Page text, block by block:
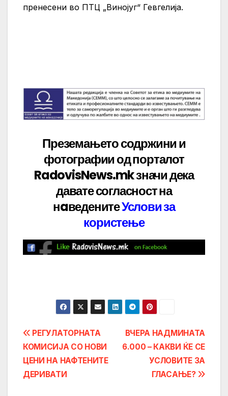
пренесени во ПТЦ „Винојуг“ Гевгелија.
Преземањето содржини и
фотографии од порталот
RadovisNews.mk значи дека
даватесогласност на
нaведенитеУслови за
користење
Post
navigation
ВЧЕРА НАДМИНАТА
6.000 – КАКВИ ЌЕ СЕ
УСЛОВИТЕ ЗА
ГЛАСАЊЕ?
РЕГУЛАТОРНАТА
КОМИСИЈА СО НОВИ
ЦЕНИ НА НАФТЕНИТЕ
ДЕРИВАТИ